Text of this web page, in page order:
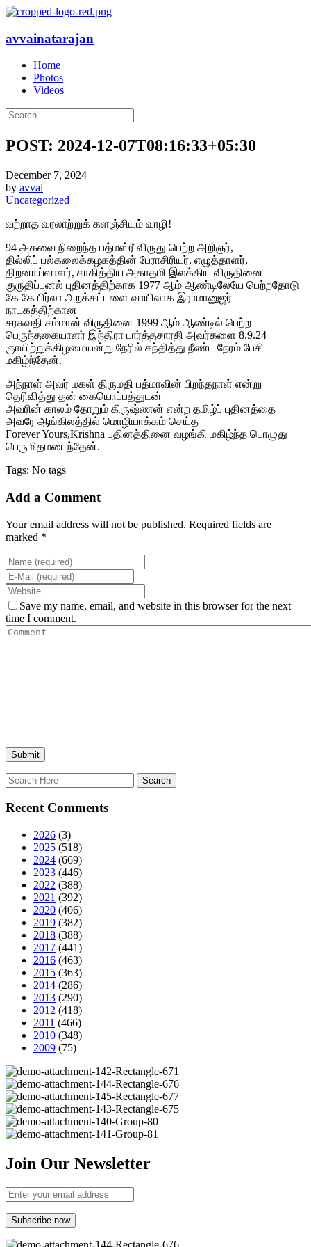
avvainatarajan
Home
Photos
Videos
POST: 2024-12-07T08:16:33+05:30
December 7, 2024
by avvai
Uncategorized
வற்றாத வரலாற்றுக் களஞ்சியம் வாழி!
94 அகவை நிறைந்த பத்மஸ்ரீ விருது பெற்ற அறிஞர்,
தில்லிப் பல்கலைக்கழகத்தின் பேராசிரியர், எழுத்தாளர்,
திறனாய்வாளர், சாகித்திய அகாதமி இலக்கிய விருதினை
குருதிப்புனல் புதினத்திற்காக 1977 ஆம் ஆண்டிலேயே பெற்றதோடு
கே கே பிர்லா அறக்கட்டளை வாயிலாக இராமானுஜர்
நாடகத்திற்கான
சரசுவதி சம்மான் விருதினை 1999 ஆம் ஆண்டில் பெற்ற
பெருந்தகையாளர் இந்திரா பார்த்தசாரதி அவர்களை 8.9.24
ஞாயிற்றுக்கிழமையன்று நேரில் சந்தித்து நீண்ட நேரம் பேசி
மகிழ்ந்தேன்.
அந்நாள் அவர் மகள் திருமதி பத்மாவின் பிறந்தநாள் என்று
தெரிவித்து தன் கையொப்பத்துடன்
அவரின் காலம் தோறும் கிருஷ்ணன் என்ற தமிழ்ப் புதினத்தை
அவரே ஆங்கிலத்தில் மொழியாக்கம் செய்த
Forever Yours,Krishna புதினத்தினை வழங்கி மகிழ்ந்த பொழுது
பெருமிதமடைந்தேன்.
Tags: No tags
Add a Comment
Your email address will not be published. Required fields are
marked *
Save my name, email, and website in this browser for the next
time I comment.
Recent Comments
2026 (3)
2025 (518)
2024 (669)
2023 (446)
2022 (388)
2021 (392)
2020 (406)
2019 (382)
2018 (388)
2017 (441)
2016 (463)
2015 (363)
2014 (286)
2013 (290)
2012 (418)
2011 (466)
2010 (348)
2009 (75)
Join Our Newsletter